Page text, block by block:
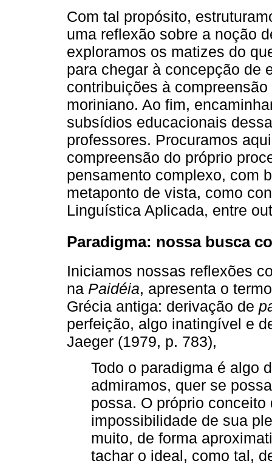
Com tal propósito,
uma reflexão sobre a noção
exploramos os matizes do
para chegar à concepção de
contribuições à
moriniano. Ao fim,
subsídios educacionais
professores. Procuramos
compreensão do próprio
pensamento complexo, com
metaponto de vista, como
Linguística Aplicada, entre
Paradigma: nossa busca
Iniciamos nossas reflexões
na Paidéia, apresenta o
Grécia antiga: derivação de
perfeição, algo inatingível e
Jaeger (1979, p. 783),
Todo o paradigma é algo
admiramos, quer se
possa. O próprio
impossibilidade de sua
muito, de forma
tachar o ideal, como tal,